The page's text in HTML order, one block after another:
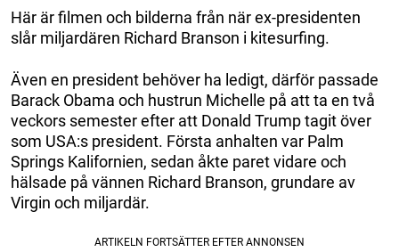
Här är filmen och bilderna från när ex-presidenten
slår miljardären Richard Branson i kitesurfing.
Även en president behöver ha ledigt, därför passade
Barack Obama och hustrun Michelle på att ta en två
veckors semester efter att Donald Trump tagit över
som USA:s president. Första anhalten var Palm
Springs Kalifornien, sedan åkte paret vidare och
hälsade på vännen Richard Branson, grundare av
Virgin och miljardär.